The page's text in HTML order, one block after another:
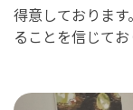
得意しておりま
ることを信じてお